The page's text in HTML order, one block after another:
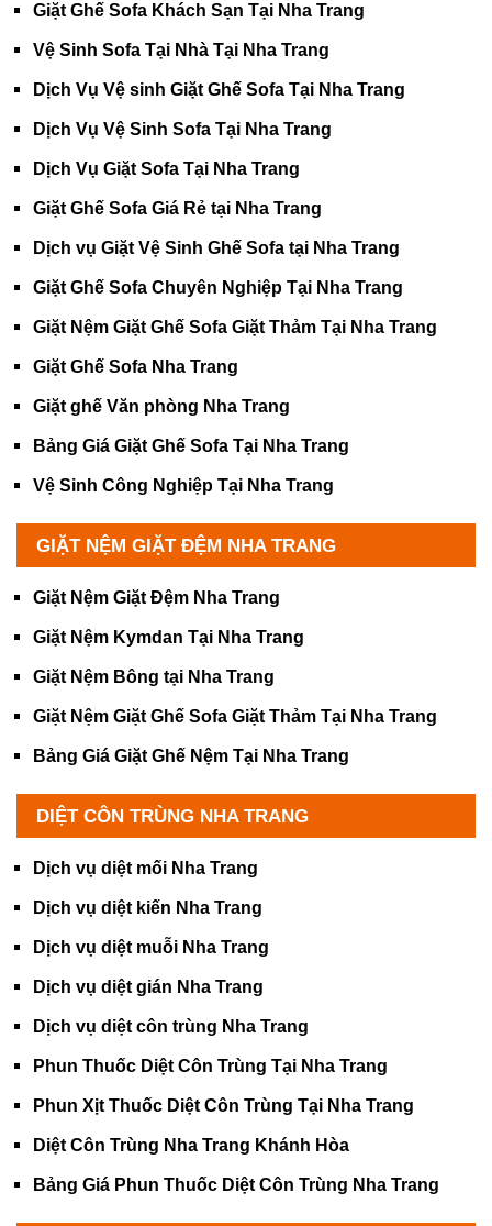
Giặt Ghế Sofa Khách Sạn Tại Nha Trang
Vệ Sinh Sofa Tại Nhà Tại Nha Trang
Dịch Vụ Vệ sinh Giặt Ghế Sofa Tại Nha Trang
Dịch Vụ Vệ Sinh Sofa Tại Nha Trang
Dịch Vụ Giặt Sofa Tại Nha Trang
Giặt Ghế Sofa Giá Rẻ tại Nha Trang
Dịch vụ Giặt Vệ Sinh Ghế Sofa tại Nha Trang
Giặt Ghế Sofa Chuyên Nghiệp Tại Nha Trang
Giặt Nệm Giặt Ghế Sofa Giặt Thảm Tại Nha Trang
Giặt Ghế Sofa Nha Trang
Giặt ghế Văn phòng Nha Trang
Bảng Giá Giặt Ghế Sofa Tại Nha Trang
Vệ Sinh Công Nghiệp Tại Nha Trang
GIẶT NỆM GIẶT ĐỆM NHA TRANG
Giặt Nệm Giặt Đệm Nha Trang
Giặt Nệm Kymdan Tại Nha Trang
Giặt Nệm Bông tại Nha Trang
Giặt Nệm Giặt Ghế Sofa Giặt Thảm Tại Nha Trang
Bảng Giá Giặt Ghế Nệm Tại Nha Trang
DIỆT CÔN TRÙNG NHA TRANG
Dịch vụ diệt mối Nha Trang
Dịch vụ diệt kiến Nha Trang
Dịch vụ diệt muỗi Nha Trang
Dịch vụ diệt gián Nha Trang
Dịch vụ diệt côn trùng Nha Trang
Phun Thuốc Diệt Côn Trùng Tại Nha Trang
Phun Xịt Thuốc Diệt Côn Trùng Tại Nha Trang
Diệt Côn Trùng Nha Trang Khánh Hòa
Bảng Giá Phun Thuốc Diệt Côn Trùng Nha Trang